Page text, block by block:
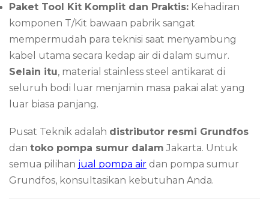
Paket Tool Kit Komplit dan Praktis: Kehadiran
komponen T/Kit bawaan pabrik sangat
mempermudah para teknisi saat menyambung
kabel utama secara kedap air di dalam sumur.
Selain itu, material stainless steel antikarat di
seluruh bodi luar menjamin masa pakai alat yang
luar biasa panjang.
Pusat Teknik adalah distributor resmi Grundfos
dan toko pompa sumur dalam Jakarta. Untuk
semua pilihan jual pompa air dan pompa sumur
Grundfos, konsultasikan kebutuhan Anda.